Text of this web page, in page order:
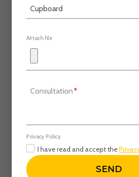
Attach file
Consultation*
Privacy Policy
I have read and accept the
SEND